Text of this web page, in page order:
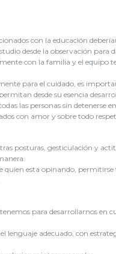
con la educación
desde la observación para
con la familia y el equipo
para el cuidado, es
desde su esencia
las personas sin detenerse
con amor y sobre todo
posturas, gesticulación y
quien esta opinando,
para desarrollarnos en
adecuado, con